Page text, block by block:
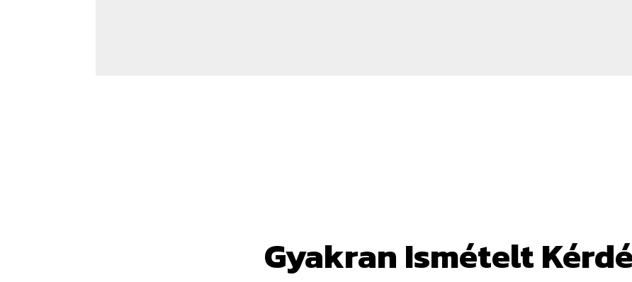
Gyakran Ismételt